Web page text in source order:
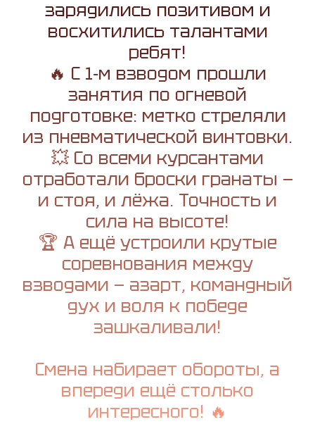
зарядились позитивом и
восхитились талантами
ребят!
🔥 С 1‑м взводом прошли
занятия по огневой
подготовке: метко стреляли
из пневматической винтовки.
💥 Со всеми курсантами
отработали броски гранаты —
и стоя, и лёжа. Точность и
сила на высоте!
🏆 А ещё устроили крутые
соревнования между
взводами — азарт, командный
дух и воля к победе
зашкаливали!
Смена набирает обороты, а
впереди ещё столько
интересного! 🔥